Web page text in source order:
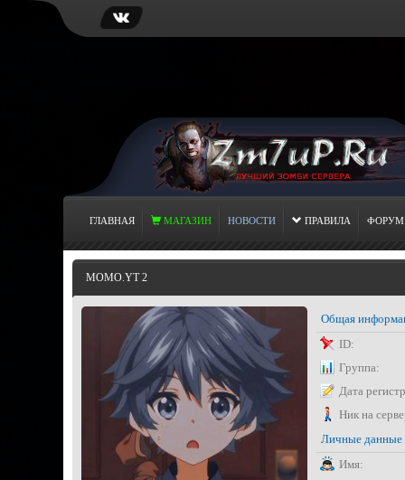
ГЛАВНАЯ МАГАЗИН НОВОСТИ ПРАВИЛА ФОРУМ
MOMO.YT 2
Общая
ID:
Группа:
Дата
Ник на
Личные данные
Имя: